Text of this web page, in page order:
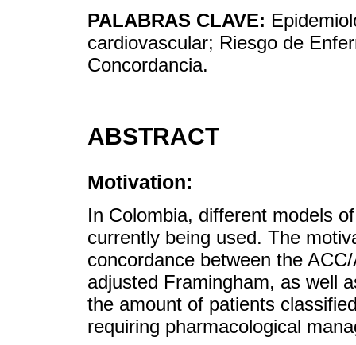
PALABRAS CLAVE:
cardiovascular; Riesgo de
Concordancia.
ABSTRACT
Motivation:
In Colombia, different models
currently being used. The
concordance between the
adjusted Framingham, as well
the amount of patients
requiring pharmacological